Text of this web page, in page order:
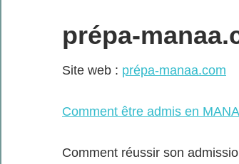
prépa-
Site web : prépa-manaa.com
Comment être admis en
Comment réussir son